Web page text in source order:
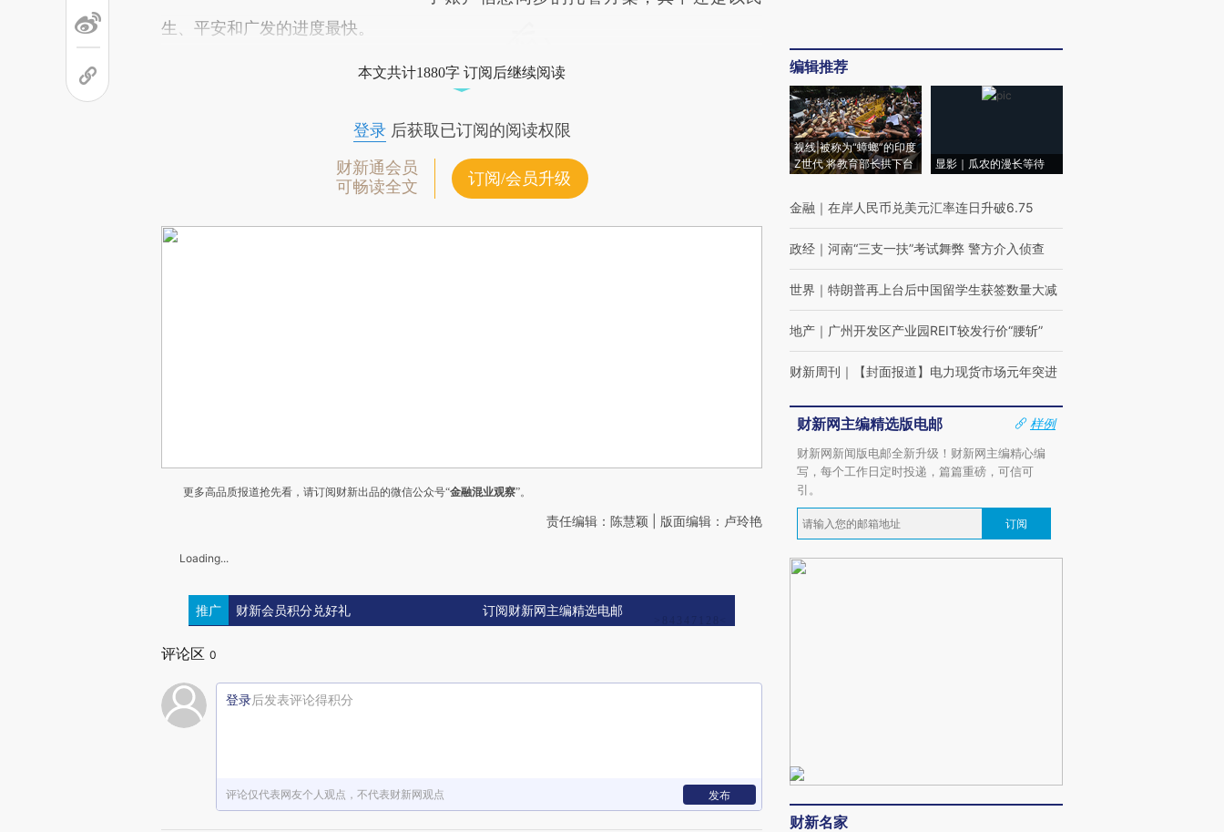
生、平安和广发的进度最快。
本文共计1880字 订阅后继续阅读
登录后获取已订阅的阅读权限
财新通会员
可畅读全文
订阅/会员升级
更多高品质报道抢先看，请订阅财新出品的微信公众号“金融混业观察”。
责任编辑：陈慧颖 | 版面编辑：卢玲艳
Loading...
推广 财新会员积分兑好礼 订阅财新网主编精选电邮
评论区 0
登录后发表评论得积分
评论仅代表网友个人观点，不代表财新网观点 发布
编辑推荐
视线|被称为“蟑螂”的印度
Z世代 将教育部长拱下台
显影｜瓜农的漫长等待
金融 ｜ 在岸人民币兑美元汇率连日升破6.75
政经 ｜ 河南“三支一扶”考试舞弊 警方介入侦查
世界 ｜ 特朗普再上台后中国留学生获签数量大减
地产 ｜ 广州开发区产业园REIT较发行价“腰斩”
财新周刊 ｜ 【封面报道】电力现货市场元年突进
财新网主编精选版电邮
样例
财新网新闻版电邮全新升级！财新网主编精心编
写，每个工作日定时投递，篇篇重磅，可信可
引。
订阅
财新名家